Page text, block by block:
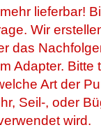
lieferbar!
Wir
das
Adapter. Bitte
Art der
Seil-, oder
wird.